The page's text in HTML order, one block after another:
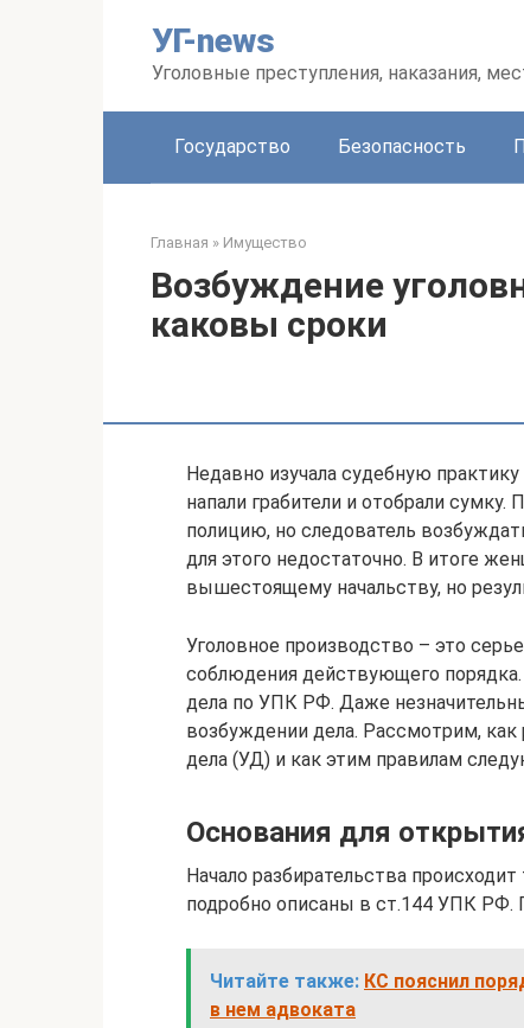
УГ-news
Уголовные преступления, наказания,
Государство Безопасность
Главная » Имущество
Возбуждение
каковы сроки
Недавно изучала судебную
напали грабители и отобрали
полицию, но следователь
для этого недостаточно. В итоге
вышестоящему начальству, но
Уголовное производство – это
соблюдения действующего
дела по УПК РФ. Даже
возбуждении дела. Рассмотрим, как
дела (УД) и как этим правилам
Основания для
Начало разбирательства
подробно описаны в ст.144 УПК РФ.
Читайте также: КС пояснил
в нем адвоката